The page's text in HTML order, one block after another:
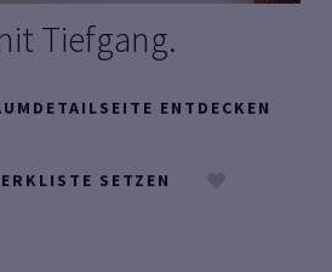
Tiefgang.
ENTDECKEN
SETZEN